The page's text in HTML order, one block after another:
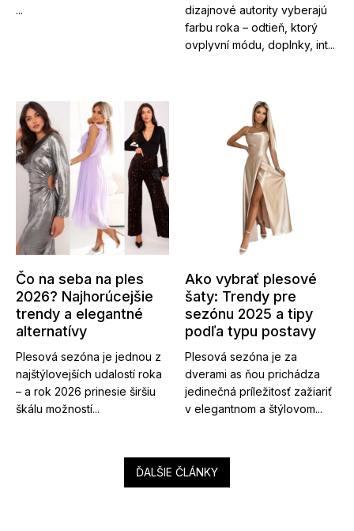
...
dizajnové autority vyberajú
farbu roka – odtieň, ktorý
ovplyvní módu, doplnky, int...
Čo na seba na ples
2026? Najhorúcejšie
trendy a elegantné
alternatívy
Plesová sezóna je jednou z
najštýlovejších udalostí roka
– a rok 2026 prinesie širšiu
škálu možností...
Ako vybrať plesové
šaty: Trendy pre
sezónu 2025 a tipy
podľa typu postavy
Plesová sezóna je za
dverami as ňou prichádza
jedinečná príležitosť zažiariť
v elegantnom a štýlovom...
ĎALŠIE ČLÁNKY